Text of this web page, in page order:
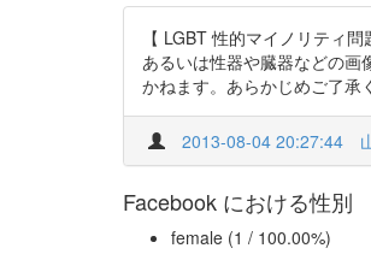
【 LGBT 性的マイノリティ
あるいは性器や臓器などの画
かねます。あらかじめご了承
2013-08-04 20:27:44
Facebook における性別
female (1 / 100.00%)